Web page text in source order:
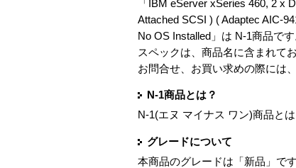
「IBM eServer xSeries 460, 2 x
Attached SCSI ) ( Adaptec AIC-
No OS Installed」は N-1商品です
スペックは、商品名に含まれてお
お問合せ、お買い求めの際には
N-1商品とは？
N-1(エヌ マイナス ワン)商品と
グレードについて
本商品のグレードは「新品」です